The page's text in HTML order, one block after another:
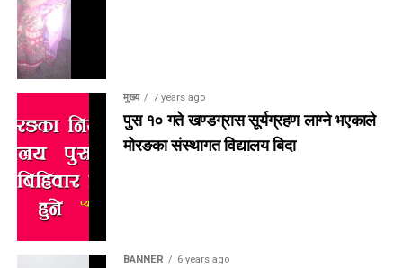
मुख्य 7 years ago
पुस १० गते खण्डग्रास सूर्यग्रहण लाग्ने भएकाले
मोरङका संस्थागत विद्यालय बिदा
BANNER 6 years ago